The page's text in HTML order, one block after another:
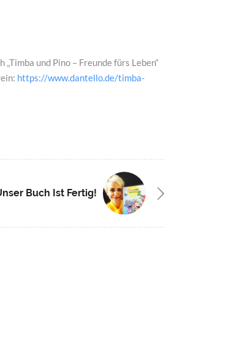
und Pino – Freunde fürs Leben“
https://www.dantello.de/timba-
Buch Ist Fertig!